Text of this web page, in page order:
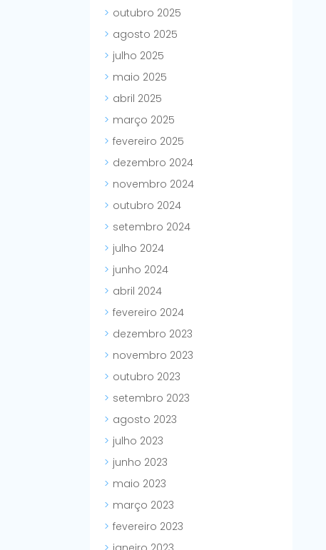
outubro 2025
agosto 2025
julho 2025
maio 2025
abril 2025
março 2025
fevereiro 2025
dezembro 2024
novembro 2024
outubro 2024
setembro 2024
julho 2024
junho 2024
abril 2024
fevereiro 2024
dezembro 2023
novembro 2023
outubro 2023
setembro 2023
agosto 2023
julho 2023
junho 2023
maio 2023
março 2023
fevereiro 2023